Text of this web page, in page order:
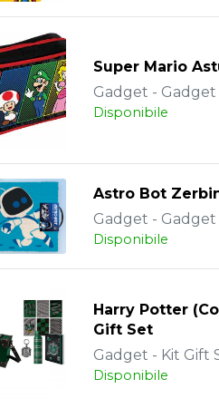
Super Mario
Gadget - Gadget
Disponibile
Astro Bot
Gadget - Gadget
Disponibile
Harry Potter
Gift Set
Gadget - Kit Gift
Disponibile